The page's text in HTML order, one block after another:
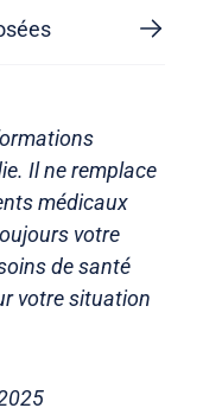
Il ne remplace
médicaux
votre
de santé
votre situation